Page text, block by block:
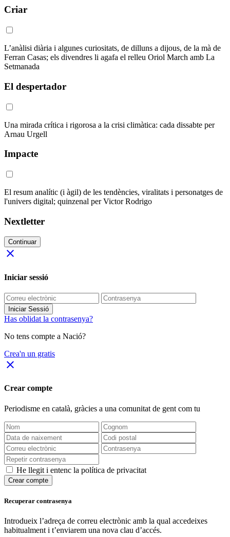
Criar
L’anàlisi diària i algunes curiositats, de dilluns a dijous, de la mà de
Ferran Casas; els divendres li agafa el relleu Oriol March amb La
Setmanada
El despertador
Una mirada crítica i rigorosa a la crisi climàtica: cada dissabte per
Arnau Urgell
Impacte
El resum analític (i àgil) de les tendències, viralitats i personatges de
l'univers digital; quinzenal per Victor Rodrigo
Nextletter
Continuar
close
Iniciar sessió
Iniciar Sessió
Has oblidat la contrasenya?
No tens compte a Nació?
Crea'n un gratis
close
Crear compte
Periodisme en català, gràcies a una comunitat de gent com tu
He llegit i entenc la política de privacitat
Crear compte
Recuperar contrasenya
Introdueix l’adreça de correu electrònic amb la qual accedeixes
habitualment i t’enviarem una nova clau d’accés.